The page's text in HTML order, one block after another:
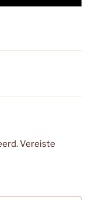
Vereiste